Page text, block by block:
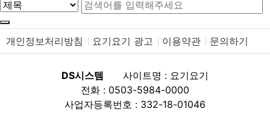
개인정보처리방침 요기요기 광고 이용약관 문의하기
DS시스템
사이트명 : 요기요기
전화 : 0503-5984-0000
사업자등록번호 : 332-18-01046